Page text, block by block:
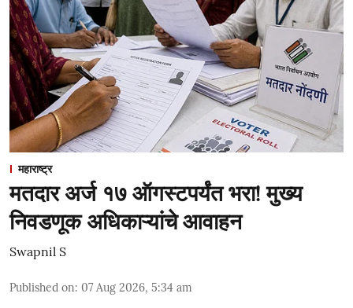
महाराष्ट्र
मतदार अर्ज १७ ऑगस्टपर्यंत भरा! मुख्य
निवडणूक अधिकाऱ्यांचे आवाहन
Swapnil S
Published on: 07 Aug 2026, 5:34 am